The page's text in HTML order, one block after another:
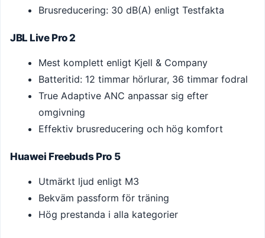
Brusreducering: 30 dB(A) enligt Testfakta
JBL Live Pro 2
Mest komplett enligt Kjell & Company
Batteritid: 12 timmar hörlurar, 36 timmar fodral
True Adaptive ANC anpassar sig efter
omgivning
Effektiv brusreducering och hög komfort
Huawei Freebuds Pro 5
Utmärkt ljud enligt M3
Bekväm passform för träning
Hög prestanda i alla kategorier